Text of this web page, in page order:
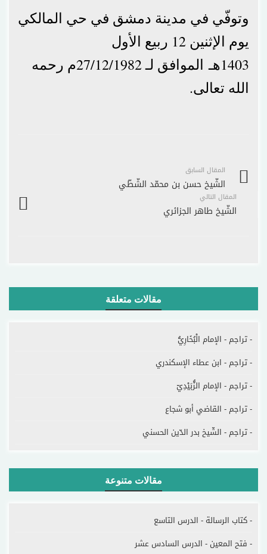
وتوفّي في مدينة دمشق في حي المالكي
يوم الإثنين 12 ربيع الأول
1403هـ الموافق لـ 27/12/1982م رحمه
الله تعالى.
المقال السابق
الشّيخ حسن بن محمّد الشّطّي
المقال التالي
الشّيخ طاهر الجزائري
مقالات متعلقة
- تراجم - الإمام الْبُخَارِيُّ
- تراجم - ابن عطاء الإسكندري
- تراجم - الإمام الزُّبَيْدِيّ
- تراجم - القاضي أبو شجاع
- تراجم - الشّيخ بدر الدّين الحسني
مقالات متنوعة
- كتاب الرسالة - الدرس التاسع
- فتح المعين - الدرس السادس عشر